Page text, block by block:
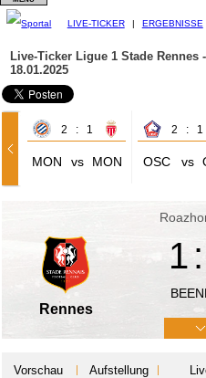
LIVE-TICKER | ERGEBNISSE
Live-Ticker Ligue 1 Stade Rennes
18.01.2025
2 : 1
MON vs MON
2 : 1
OSC vs
Rennes
Vorschau Aufstellung